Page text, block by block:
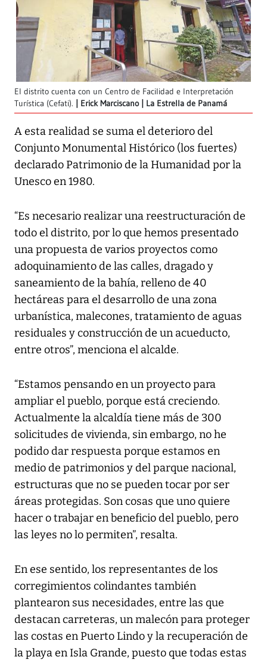
El distrito cuenta con un Centro de Facilidad e Interpretación
Turística (Cefati).
Erick Marciscano | La Estrella de Panamá
A esta realidad se suma el deterioro del
Conjunto Monumental Histórico (los fuertes)
declarado Patrimonio de la Humanidad por la
Unesco en 1980.
“Es necesario realizar una reestructuración de
todo el distrito, por lo que hemos presentado
una propuesta de varios proyectos como
adoquinamiento de las calles, dragado y
saneamiento de la bahía, relleno de 40
hectáreas para el desarrollo de una zona
urbanística, malecones, tratamiento de aguas
residuales y construcción de un acueducto,
entre otros”, menciona el alcalde.
“Estamos pensando en un proyecto para
ampliar el pueblo, porque está creciendo.
Actualmente la alcaldía tiene más de 300
solicitudes de vivienda, sin embargo, no he
podido dar respuesta porque estamos en
medio de patrimonios y del parque nacional,
estructuras que no se pueden tocar por ser
áreas protegidas. Son cosas que uno quiere
hacer o trabajar en beneficio del pueblo, pero
las leyes no lo permiten”, resalta.
En ese sentido, los representantes de los
corregimientos colindantes también
plantearon sus necesidades, entre las que
destacan carreteras, un malecón para proteger
las costas en Puerto Lindo y la recuperación de
la playa en Isla Grande, puesto que todas estas